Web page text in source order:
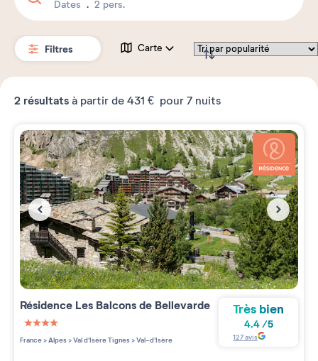
Dates 2 pers.
Filtres Carte
2 résultats à partir de 431 € pour 7 nuits
Résidence Les Balcons de Bellevarde
4 étoiles sur 5
France>Alpes>Val d'Isère Tignes>Val-d'Isère
Très bien
4.4/5
127avis